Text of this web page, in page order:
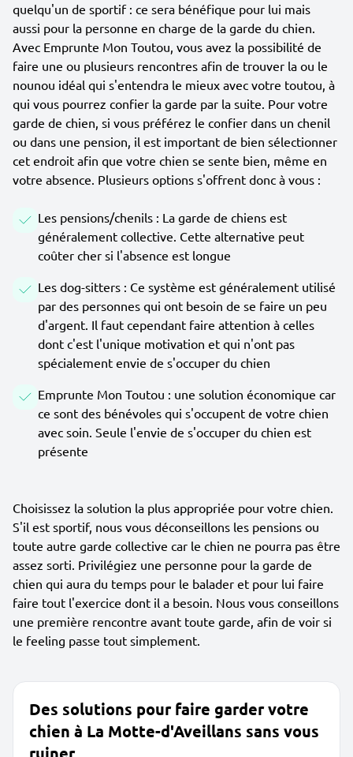
quelqu'un de sportif : ce sera bénéfique pour lui mais
aussi pour la personne en charge de la garde du chien.
Avec Emprunte Mon Toutou, vous avez la possibilité de
faire une ou plusieurs rencontres afin de trouver la ou le
nounou idéal qui s'entendra le mieux avec votre toutou, à
qui vous pourrez confier la garde par la suite. Pour votre
garde de chien, si vous préférez le confier dans un chenil
ou dans une pension, il est important de bien sélectionner
cet endroit afin que votre chien se sente bien, même en
votre absence. Plusieurs options s'offrent donc à vous :
Les pensions/chenils : La garde de chiens est
généralement collective. Cette alternative peut
coûter cher si l'absence est longue
Les dog-sitters : Ce système est généralement utilisé
par des personnes qui ont besoin de se faire un peu
d'argent. Il faut cependant faire attention à celles
dont c'est l'unique motivation et qui n'ont pas
spécialement envie de s'occuper du chien
Emprunte Mon Toutou : une solution économique car
ce sont des bénévoles qui s'occupent de votre chien
avec soin. Seule l'envie de s'occuper du chien est
présente
Choisissez la solution la plus appropriée pour votre chien.
S'il est sportif, nous vous déconseillons les pensions ou
toute autre garde collective car le chien ne pourra pas être
assez sorti. Privilégiez une personne pour la garde de
chien qui aura du temps pour le balader et pour lui faire
faire tout l'exercice dont il a besoin. Nous vous conseillons
une première rencontre avant toute garde, afin de voir si
le feeling passe tout simplement.
Des solutions pour faire garder votre
chien à La Motte-d'Aveillans sans vous